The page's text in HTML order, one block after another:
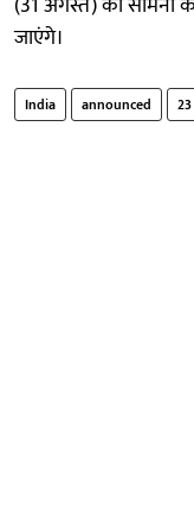
जाएंगे।
India announced